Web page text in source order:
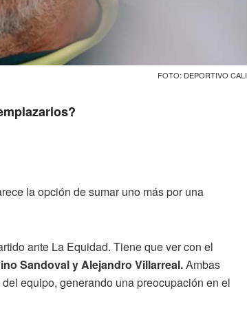
FOTO: DEPORTIVO CALI
la opción de sumar uno más por una
ante La Equidad. Tiene que ver con el
Sandoval y Alejandro Villarreal.Ambas
equipo, generando una preocupación en el